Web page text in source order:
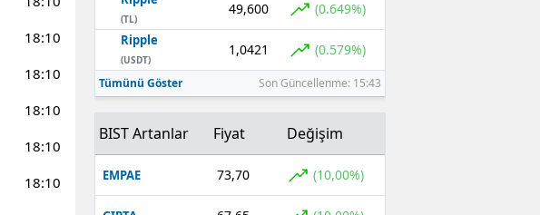
18:10
18:10
18:10
18:10
18:10
(TL)
49,600 (0.649%)
Ripple
(USDT)
1,0421 (0.579%)
Tümünü Göster Son Güncellenme: 15:43
BIST Artanlar Fiyat Değişim
EMPAE 73,70 (10,00%)